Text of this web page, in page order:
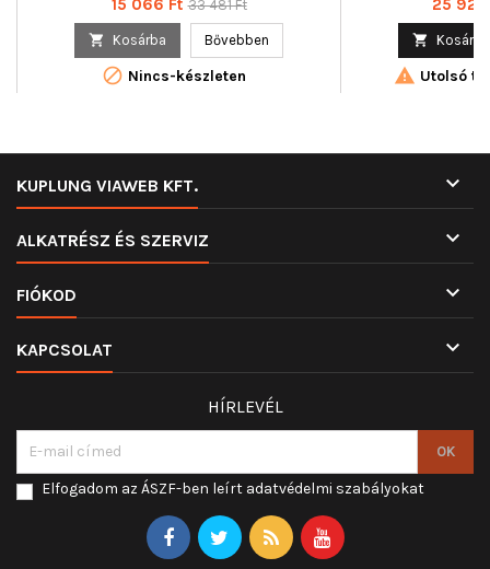
15 066 Ft 33 481 Ft
 Kosárba Bővebben
 Nincs-készleten
25 923
 Kosárba
 Utolsó
KUPLUNG VIAWEB KFT. 
ALKATRÉSZ ÉS SZERVIZ 
FIÓKOD 
KAPCSOLAT 
HÍRLEVÉL
Elfogadom az ÁSZF-ben leírt adatvédelmi szabályokat